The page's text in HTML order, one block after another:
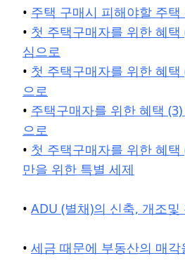
• 주택 구매시 피해야할 주택
• 첫 주택구매자를 위한 혜
심으로
• 첫 주택구매자를 위한 혜택
으로
• 주택구매자를 위한 혜택
으로
• 첫 주택구매자를 위한 혜
만을 위한 특별 세제
• ADU (별채)의 신축, 개조및
• 세금 때문에 부동산의 매각